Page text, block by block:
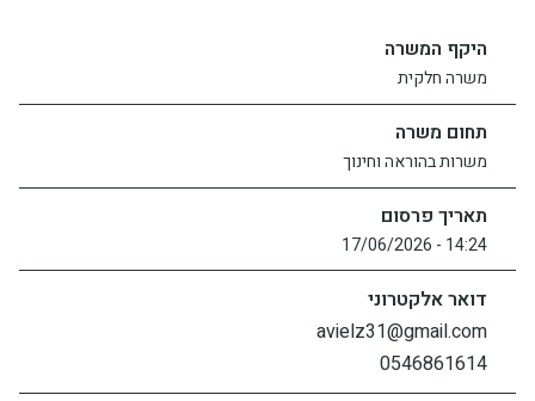
יחידות ומכונים
חברה וקהילה
היקף המשרה
משרה חלקית
תחום משרה
משרות בהוראה וחינוך
תאריך פרסום
14:24 - 17/06/2026
דואר אלקטרוני
avielz31@gmail.com
0546861614